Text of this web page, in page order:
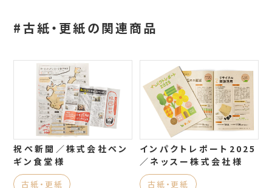
#古紙・更紙の関連商品
祝ぺ新聞／株式会社ペン
ギン食堂様
古紙・更紙
インパクトレポート2025
／ネッスー株式会社様
古紙・更紙